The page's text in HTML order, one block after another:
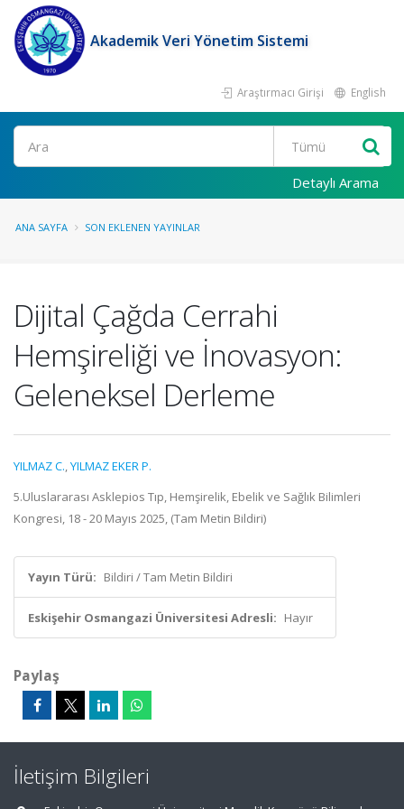
Akademik Veri Yönetim Sistemi
Araştırmacı Girişi English
Ara
Detaylı Arama
ANA SAYFA SON EKLENEN YAYINLAR
Dijital Çağda Cerrahi
Hemşireliği ve İnovasyon:
Geleneksel Derleme
YILMAZ C.,YILMAZ EKER P.
5.Uluslararası Asklepios Tıp, Hemşirelik, Ebelik ve Sağlık Bilimleri
Kongresi, 18 - 20 Mayıs 2025, (Tam Metin Bildiri)
Yayın Türü: Bildiri / Tam Metin Bildiri
Eskişehir Osmangazi Üniversitesi Adresli: Hayır
Paylaş
İletişim Bilgileri